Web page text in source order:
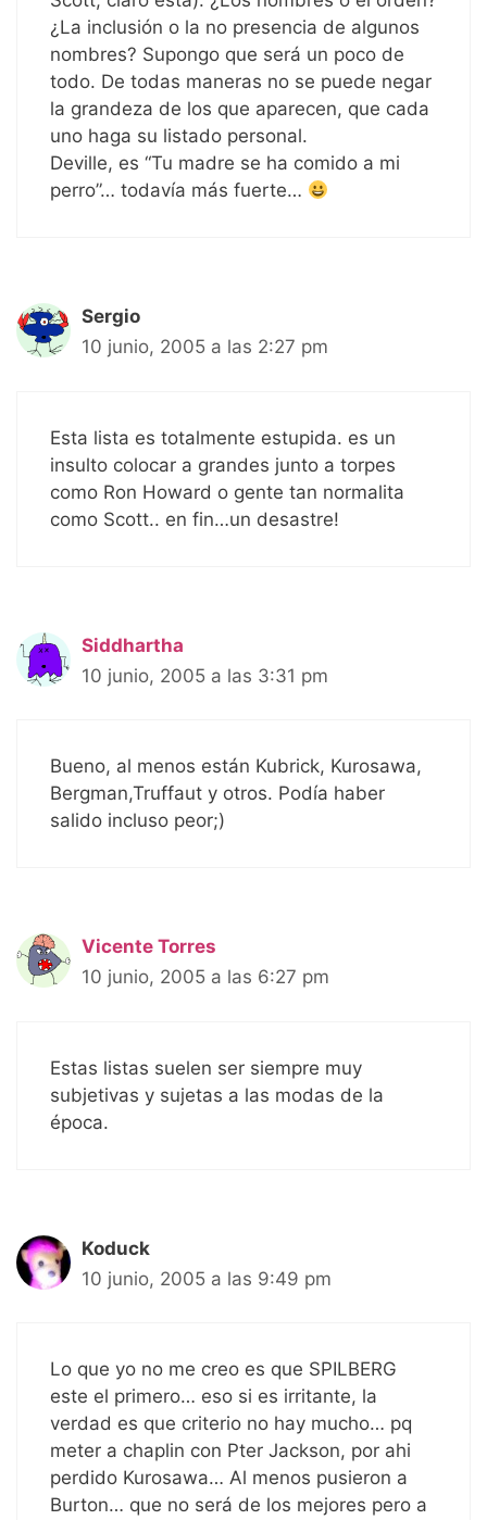
¿La inclusión o la no presencia de algunos
nombres? Supongo que será un poco de
todo. De todas maneras no se puede negar
la grandeza de los que aparecen, que cada
uno haga su listado personal.
Deville, es “Tu madre se ha comido a mi
perro”… todavía más fuerte…
Sergio
10 junio, 2005 a las 2:27 pm
Esta lista es totalmente estupida. es un
insulto colocar a grandes junto a torpes
como Ron Howard o gente tan normalita
como Scott.. en fin…un desastre!
Siddhartha
10 junio, 2005 a las 3:31 pm
Bueno, al menos están Kubrick, Kurosawa,
Bergman,Truffaut y otros. Podía haber
salido incluso peor;)
Vicente Torres
10 junio, 2005 a las 6:27 pm
Estas listas suelen ser siempre muy
subjetivas y sujetas a las modas de la
época.
Koduck
10 junio, 2005 a las 9:49 pm
Lo que yo no me creo es que SPILBERG
este el primero… eso si es irritante, la
verdad es que criterio no hay mucho… pq
meter a chaplin con Pter Jackson, por ahi
perdido Kurosawa… Al menos pusieron a
Burton… que no será de los mejores pero a